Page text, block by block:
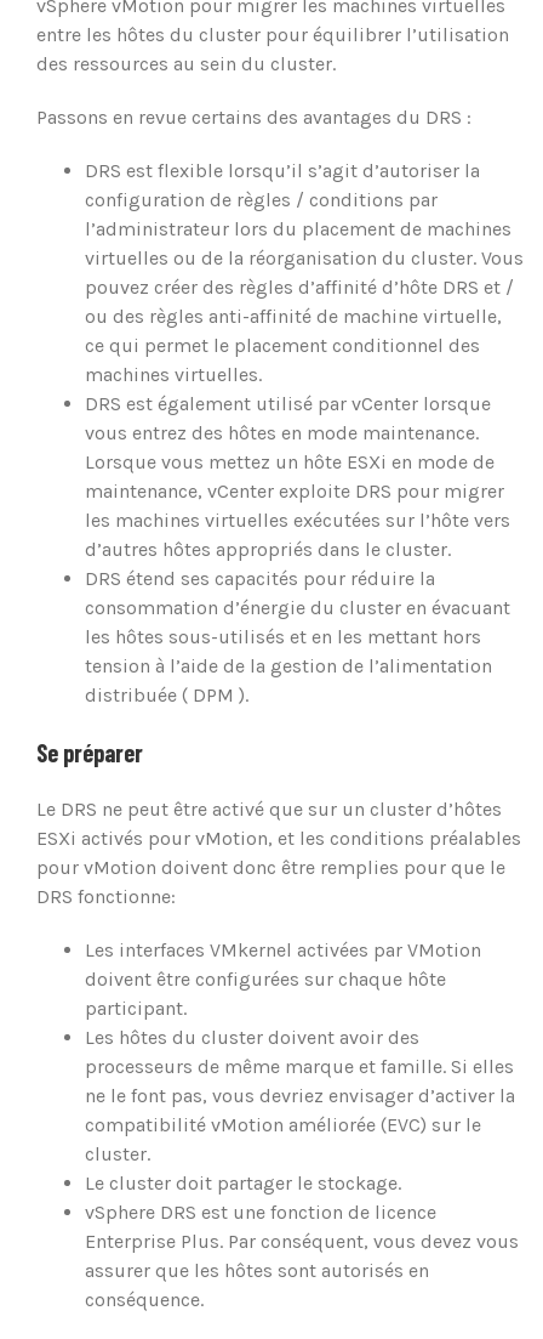
vSphere vMotion pour migrer les machines virtuelles
entre les hôtes du cluster pour équilibrer l’utilisation
des ressources au sein du cluster.
Passons en revue certains des avantages du DRS :
DRS est flexible lorsqu’il s’agit d’autoriser la
configuration de règles / conditions par
l’administrateur lors du placement de machines
virtuelles ou de la réorganisation du cluster. Vous
pouvez créer des règles d’affinité d’hôte DRS et /
ou des règles anti-affinité de machine virtuelle,
ce qui permet le placement conditionnel des
machines virtuelles.
DRS est également utilisé par vCenter lorsque
vous entrez des hôtes en mode maintenance.
Lorsque vous mettez un hôte ESXi en mode de
maintenance, vCenter exploite DRS pour migrer
les machines virtuelles exécutées sur l’hôte vers
d’autres hôtes appropriés dans le cluster.
DRS étend ses capacités pour réduire la
consommation d’énergie du cluster en évacuant
les hôtes sous-utilisés et en les mettant hors
tension à l’aide de la gestion de l’alimentation
distribuée ( DPM ).
Se préparer
Le DRS ne peut être activé que sur un cluster d’hôtes
ESXi activés pour vMotion, et les conditions préalables
pour vMotion doivent donc être remplies pour que le
DRS fonctionne:
Les interfaces VMkernel activées par VMotion
doivent être configurées sur chaque hôte
participant.
Les hôtes du cluster doivent avoir des
processeurs de même marque et famille. Si elles
ne le font pas, vous devriez envisager d’activer la
compatibilité vMotion améliorée (EVC) sur le
cluster.
Le cluster doit partager le stockage.
vSphere DRS est une fonction de licence
Enterprise Plus. Par conséquent, vous devez vous
assurer que les hôtes sont autorisés en
conséquence.